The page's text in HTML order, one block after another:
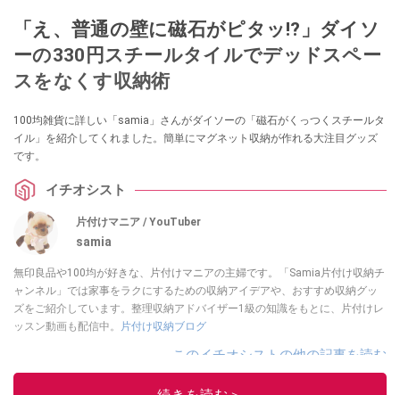
「え、普通の壁に磁石がピタッ!?」ダイソ
ーの330円スチールタイルでデッドスペー
スをなくす収納術
100均雑貨に詳しい「samia」さんがダイソーの「磁石がくっつくスチールタ
イル」を紹介してくれました。簡単にマグネット収納が作れる大注目グッズ
です。
イチオシスト
片付けマニア / YouTuber
samia
無印良品や100均が好きな、片付けマニアの主婦です。「Samia片付け収納チ
ャンネル」では家事をラクにするための収納アイデアや、おすすめ収納グッ
ズをご紹介しています。整理収納アドバイザー1級の知識をもとに、片付けレ
ッスン動画も配信中。
片付け収納ブログ
このイチオシストの他の記事を読む